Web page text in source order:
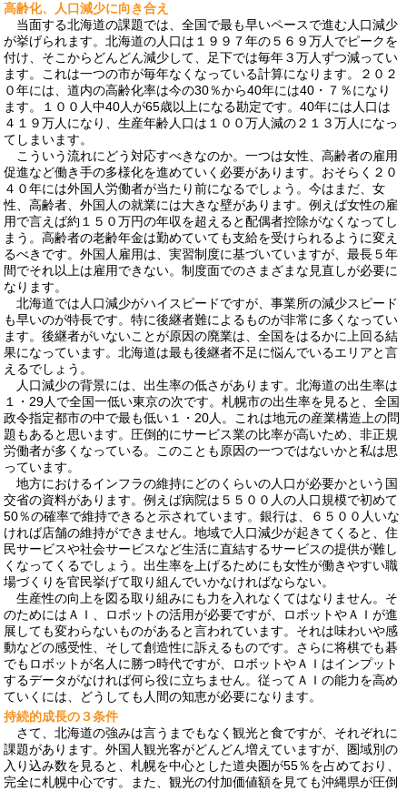
高齢化、人口減少に向き合え
当面する北海道の課題では、全国で最も早いペースで進む人口減少
が挙げられます。北海道の人口は１９９７年の５６９万人でピークを
付け、そこからどんどん減少して、足下では毎年３万人ずつ減ってい
ます。これは一つの市が毎年なくなっている計算になります。２０２
０年には、道内の高齢化率は今の30％から40年には40・７％になり
ます。１００人中40人が65歳以上になる勘定です。40年には人口は
４１９万人になり、生産年齢人口は１００万人減の２１３万人になっ
てしまいます。
こういう流れにどう対応すべきなのか。一つは女性、高齢者の雇用
促進など働き手の多様化を進めていく必要があります。おそらく２０
４０年には外国人労働者が当たり前になるでしょう。今はまだ、女
性、高齢者、外国人の就業には大きな壁があります。例えば女性の雇
用で言えば約１５０万円の年収を超えると配偶者控除がなくなってし
まう。高齢者の老齢年金は勤めていても支給を受けられるように変え
るべきです。外国人雇用は、実習制度に基づいていますが、最長５年
間でそれ以上は雇用できない。制度面でのさまざまな見直しが必要に
なります。
北海道では人口減少がハイスピードですが、事業所の減少スピード
も早いのが特長です。特に後継者難によるものが非常に多くなってい
ます。後継者がいないことが原因の廃業は、全国をはるかに上回る結
果になっています。北海道は最も後継者不足に悩んでいるエリアと言
えるでしょう。
人口減少の背景には、出生率の低さがあります。北海道の出生率は
１・29人で全国一低い東京の次です。札幌市の出生率を見ると、全国
政令指定都市の中で最も低い１・20人。これは地元の産業構造上の問
題もあると思います。圧倒的にサービス業の比率が高いため、非正規
労働者が多くなっている。このことも原因の一つではないかと私は思
っています。
地方におけるインフラの維持にどのくらいの人口が必要かという国
交省の資料があります。例えば病院は５５００人の人口規模で初めて
50％の確率で維持できると示されています。銀行は、６５００人いな
ければ店舗の維持ができません。地域で人口減少が起きてくると、住
民サービスや社会サービスなど生活に直結するサービスの提供が難し
くなってくるでしょう。出生率を上げるためにも女性が働きやすい職
場づくりを官民挙げて取り組んでいかなければならない。
生産性の向上を図る取り組みにも力を入れなくてはなりません。そ
のためにはＡＩ、ロボットの活用が必要ですが、ロボットやＡＩが進
展しても変わらないものがあると言われています。それは味わいや感
動などの感受性、そして創造性に訴えるものです。さらに将棋でも碁
でもロボットが名人に勝つ時代ですが、ロボットやＡＩはインプット
するデータがなければ何ら役に立ちません。従ってＡＩの能力を高め
ていくには、どうしても人間の知恵が必要になります。
持続的成長の３条件
さて、北海道の強みは言うまでもなく観光と食ですが、それぞれに
課題があります。外国人観光客がどんどん増えていますが、圏域別の
入り込み数を見ると、札幌を中心とした道央圏が55％を占めており、
完全に札幌中心です。また、観光の付加価値額を見ても沖縄県が圧倒